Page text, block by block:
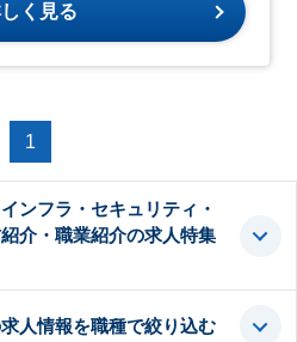
く見る
1
ンフラ・セキュリティ・
介・職業紹介の求人特集
人情報を職種で絞り込む